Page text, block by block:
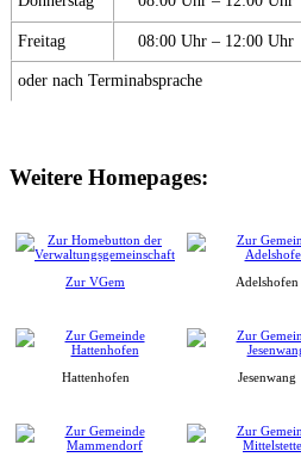
Freitag 08:00 Uhr – 12:00 Uhr
oder nach Terminabsprache
Weitere Homepages:
Zur VGem Adelshofen
Hattenhofen Jesenwang